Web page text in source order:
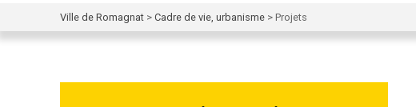
Ville de Romagnat > Cadre de vie, urbanisme > Projets